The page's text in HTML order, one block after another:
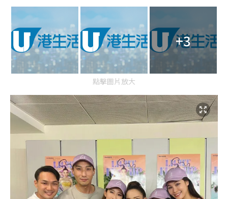
+3
點擊圖片放大